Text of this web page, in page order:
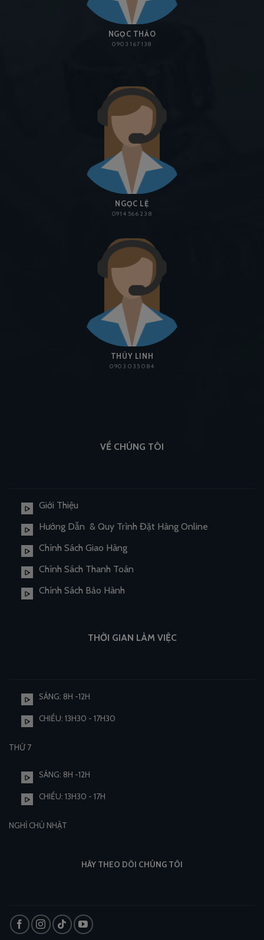
NGỌC THẢO
0903 167 138
NGỌC LỆ
0914 566 238
THÙY LINH
0903 035 084
VỀ CHÚNG TÔI
Giới Thiệu
Hướng Dẫn & Quy Trình Đặt Hàng Online
Chính Sách Giao Hàng
Chính Sách Thanh Toán
Chính Sách Bảo Hành
THỜI GIAN LÀM VIỆC
SÁNG: 8H -12H
CHIỀU: 13H30 - 17H30
THỨ 7
SÁNG: 8H -12H
CHIỀU: 13H30 - 17H
NGHỈ CHỦ NHẬT
HÃY THEO DÕI CHÚNG TÔI